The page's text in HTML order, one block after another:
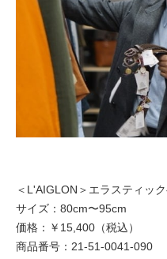
＜L'AIGLON＞エラスティッ
サイズ：80cm〜95cm
価格：￥15,400（税込）
商品番号：21-51-0041-090